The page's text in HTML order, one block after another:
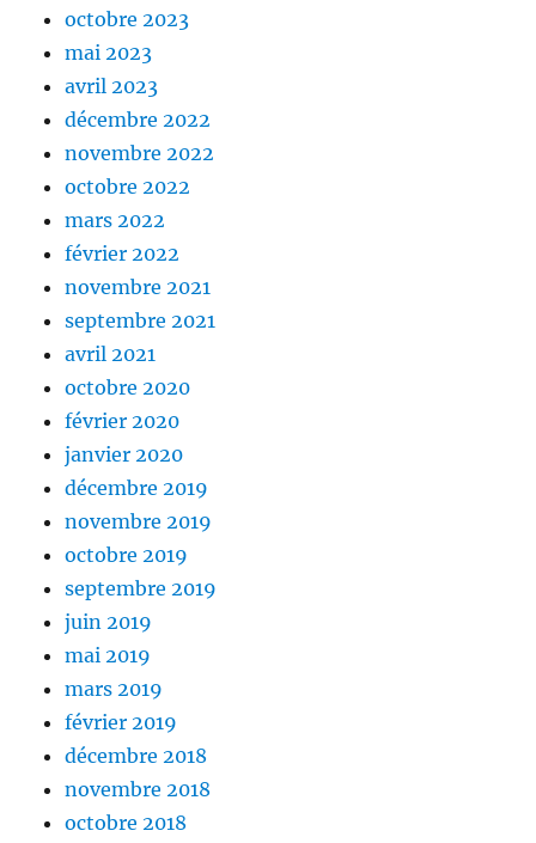
octobre 2023
mai 2023
avril 2023
décembre 2022
novembre 2022
octobre 2022
mars 2022
février 2022
novembre 2021
septembre 2021
avril 2021
octobre 2020
février 2020
janvier 2020
décembre 2019
novembre 2019
octobre 2019
septembre 2019
juin 2019
mai 2019
mars 2019
février 2019
décembre 2018
novembre 2018
octobre 2018